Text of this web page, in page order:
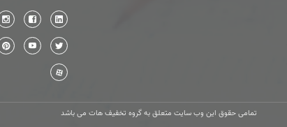
تمامی حقوق این وب سایت متعلق به گروه تخفیف هات می باشد